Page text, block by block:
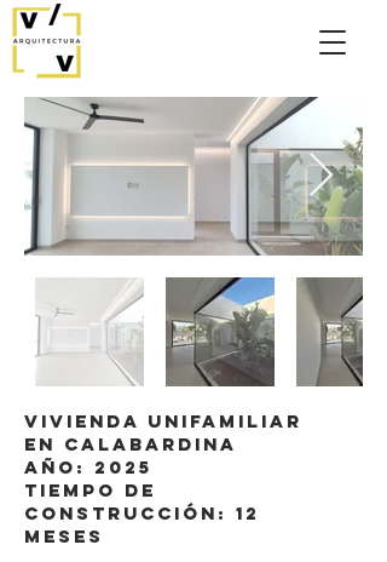
VIVIENDA UNIFAMILIAR
EN CALABARDINA
AÑO: 2025
TIEMPO DE
CONSTRUCCIÓN: 12
MESES